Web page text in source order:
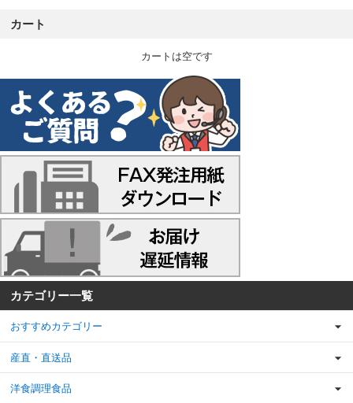
カート
カートは空です
カテゴリー一覧
おすすめカテゴリー
産直・直送品
洋食調理食品